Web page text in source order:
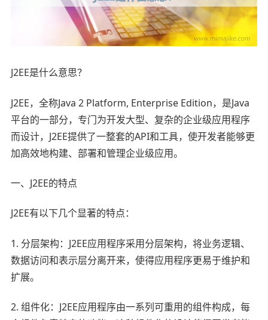
J2EE是什么意思？
J2EE，全称Java 2 Platform, Enterprise Edition，是Java
平台的一部分，专门为开发大型、复杂的企业级应用程序
而设计，J2EE提供了一整套的API和工具，使开发者能够更
加高效地构建、部署和管理企业级应用。
一、J2EE的特点
J2EE有以下几个显著的特点：
1. 分层架构：J2EE应用程序采用分层架构，将业务逻辑、
数据访问和表示层分离开来，使得应用程序更易于维护和
扩展。
2. 组件化：J2EE应用程序由一系列可重用的组件构成，每